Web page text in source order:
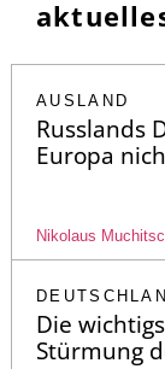
AUSLAND
Russlands
Europa
Nikolaus
Die
Stürmung